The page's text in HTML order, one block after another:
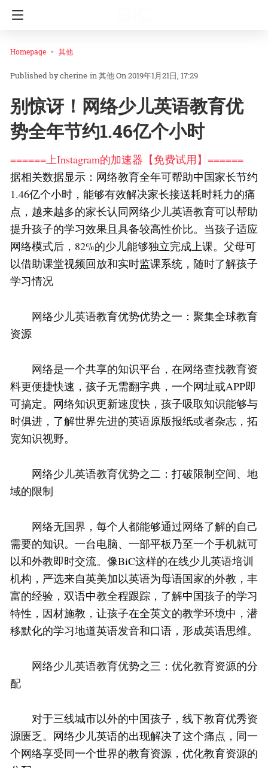
Homepage 其他
cherine in其他On 2019年1月21日, 17:29
别惊讶！网络少儿英语教育优
势全年节约1.46亿个小时
======上Instagram的加速器【免费试用】======
据相关数据显示：网络教育全年可帮助中国家长节约
1.46亿个小时，能够有效解决家长接送耗时耗力的痛
点，越来越多的家长认同网络少儿英语教育可以帮助
提升孩子的学习效果且具备较高性价比。当孩子适应
网络模式后，82%的少儿能够独立完成上课。父母可
以借助课堂视频回放和实时监课系统，随时了解孩子
学习情况
网络少儿英语教育优势优势之一：聚集全球教育
资源
网络是一个共享的知识平台，在网络查找教育资
料更便捷快速，孩子无需翻字典，一个网址或APP即
可搞定。网络知识更新速度快，孩子吸取知识能够与
时俱进，了解世界先进的英语原版报纸或者杂志，拓
宽知识视野。
网络少儿英语教育优势之二：打破限制空间、地
域的限制
网络无国界，每个人都能够通过网络了解的自己
需要的知识。一台电脑、一部平板乃至一个手机就可
以和外教即时交流。像BiC这样的在线少儿英语培训
机构，严选来自英美加以英语为母语国家的外教，丰
富的经验，双语中教全程跟踪，了解中国孩子的学习
特性，因材施教，让孩子在全英文的教学环境中，潜
移默化的学习地道英语发音和口语，形成英语思维。
网络少儿英语教育优势之三：优化教育资源的分
配
对于三线城市以外的中国孩子，线下教育优秀资
源匮乏。网络少儿英语的出现解决了这个痛点，同一
个网络享受同一个世界的教育资源，优化教育资源的